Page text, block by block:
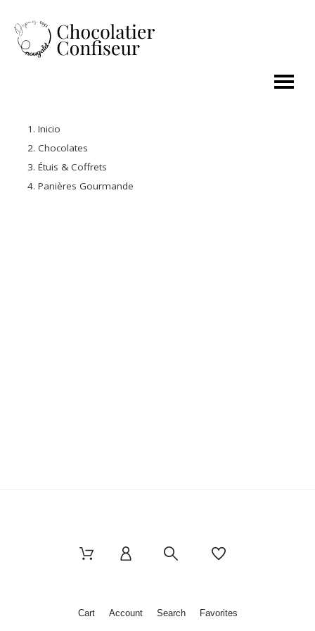
Inicio
Chocolates
Étuis & Coffrets
Panières Gourmande
Cart Account Search Favorites